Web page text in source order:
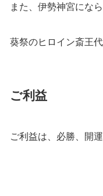
また、伊勢神宮にな
葵祭のヒロイン斎王
ご利益
ご利益は、必勝、開